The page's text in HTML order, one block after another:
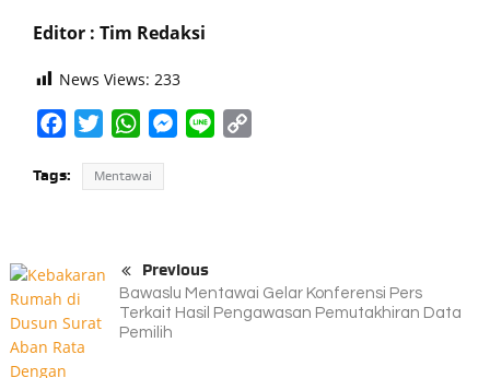
Editor : Tim Redaksi
News Views: 233
FacebookTwitterWhatsAppMessenger
Line
Tags: Mentawai
Previous
Bawaslu Mentawai Gelar Konferensi Pers
Terkait Hasil Pengawasan Pemutakhiran Data
Pemilih